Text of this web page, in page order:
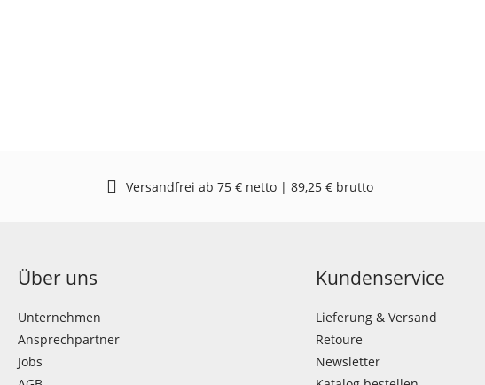
Versandfrei ab 75 € netto | 89,25 € brutto
Über uns
Unternehmen
Ansprechpartner
Jobs
Kundenservice
Lieferung & Versand
Retoure
Newsletter